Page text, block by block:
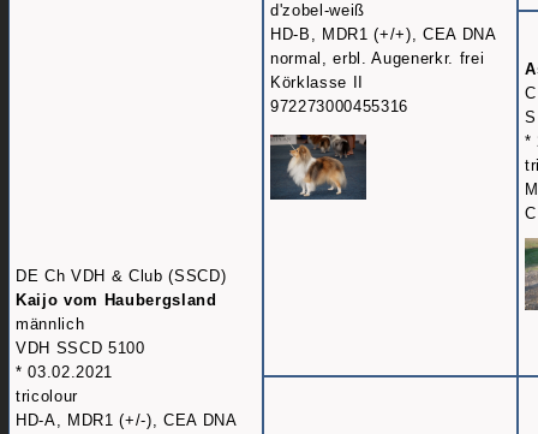
DE Ch VDH & Club (SSCD)
Kaijo vom Haubergsland
männlich
VDH SSCD 5100
* 03.02.2021
tricolour
HD-A, MDR1 (+/-), CEA DNA
d'zobel-weiß
HD-B, MDR1 (+/+), CEA DNA
normal, erbl. Augenerkr. frei
Körklasse II
972273000455316
*